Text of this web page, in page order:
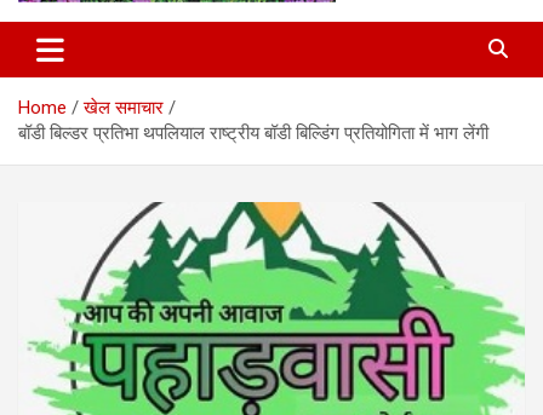
Pahadvasi
Home
खेल समाचार
बॉडी बिल्डर प्रतिभा थपलियाल राष्ट्रीय बॉडी बिल्डिंग प्रतियोगिता में भाग लेंगी